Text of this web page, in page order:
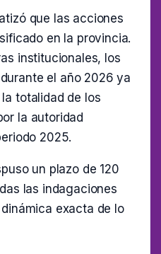
que las acciones
en la provincia.
institucionales, los
el año 2026 ya
totalidad de los
la autoridad
2025.
un plazo de 120
las indagaciones
exacta de lo